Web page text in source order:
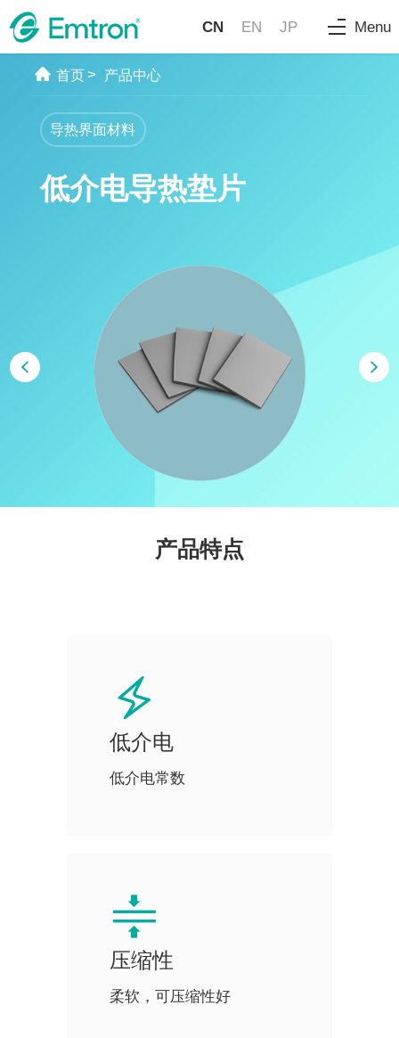
CN EN JP Menu
首页> 产品中心
导热界面材料
低介电导热垫片
产品特点
低介电
低介电常数
压缩性
柔软，可压缩性好